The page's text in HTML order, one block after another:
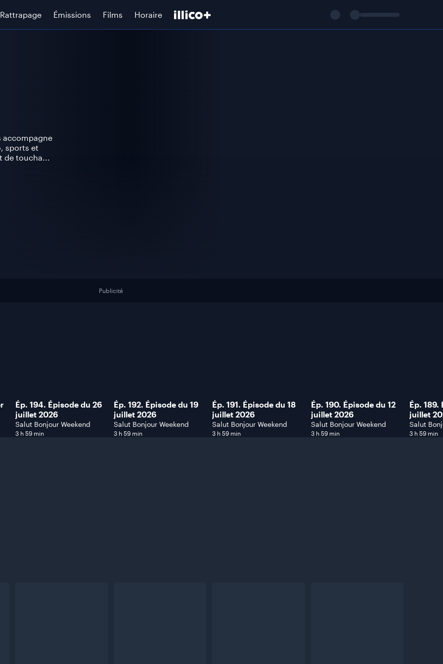
Rattrapage Émissions Films Horaire
accompagne
sports et
de toucha...
Publicité
Ép. 194. Épisode du 26
juillet 2026
Salut Bonjour Weekend
3 h 59 min
Ép. 192. Épisode du 19
juillet 2026
Salut Bonjour Weekend
3 h 59 min
Ép. 191. Épisode du 18
juillet 2026
Salut Bonjour Weekend
3 h 59 min
Ép. 190. Épisode du 12
juillet 2026
Salut Bonjour Weekend
3 h 59 min
Ép. 189.
juillet
Salut
3 h 59 min